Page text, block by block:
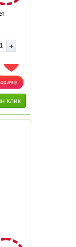
ДОБАВИТЬ В ИЗБРАННОЕ